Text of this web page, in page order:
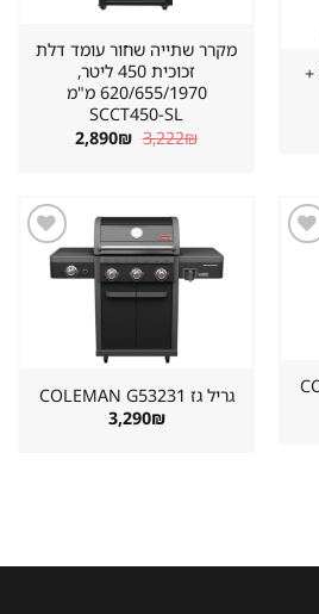
מקרר שתייה שחור עומד דלת
זכוכית 450 ליטר,
620/655/1970 מ"מ
SCCT450-SL
3,222 המחיר
המקורי
2,890 ₪ המחיר
הנוכחי
שמור
מוצר
גריל גז ⁦COLEMAN G53231⁩
3,290